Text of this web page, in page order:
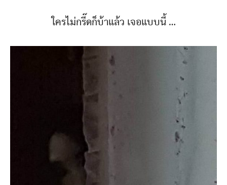
ใครไม่กรี๊ดก็บ้าแล้ว เจอแบบนี้ …